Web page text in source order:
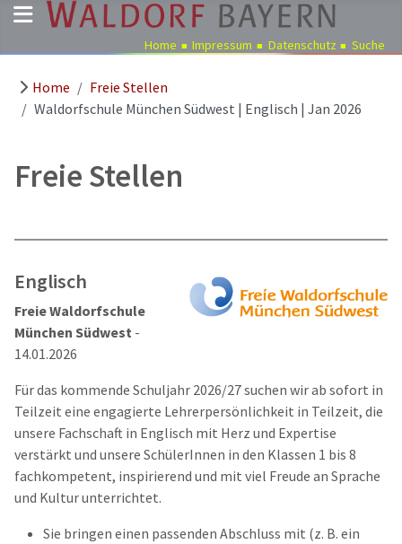
Pädagogik
Kindergärten
Ausbildung
Stellen
Aktuelles
Termine
Home Impressum Datenschutz Suche
Home
Freie Stellen
Waldorfschule München Südwest | Englisch | Jan 2026
Freie Stellen
Englisch
Freie Waldorfschule
München Südwest -
14.01.2026
Für das kommende Schuljahr 2026/27 suchen wir ab sofort in
Teilzeit eine engagierte Lehrerpersönlichkeit in Teilzeit, die
unsere Fachschaft in Englisch mit Herz und Expertise
verstärkt und unsere SchülerInnen in den Klassen 1 bis 8
fachkompetent, inspirierend und mit viel Freude an Sprache
und Kultur unterrichtet.
Sie bringen einen passenden Abschluss mit (z. B. ein